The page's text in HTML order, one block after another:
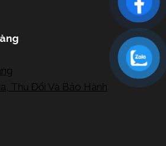
Thu Đổi Và Bảo Hành